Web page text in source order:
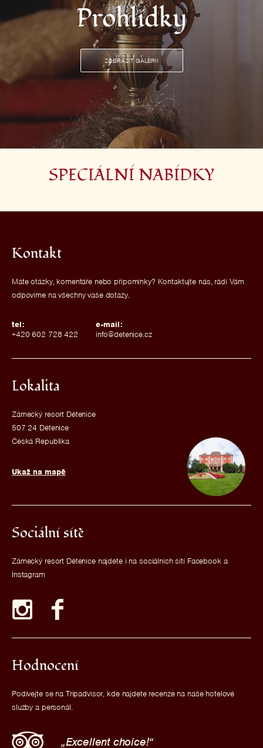
Prohlídky
ZOBRAZIT GALERII
SPECIÁLNÍ NABÍDKY
Kontakt
Máte otázky, komentáře nebo připomínky? Kontaktujte nás, rádi Vám
odpovíme na všechny vaše dotazy.
tel:
+420 602 728 422
e-mail:
info@detenice.cz
Lokalita
Zámecký resort Dětenice
507 24 Dětenice
Česká Republika
Ukaž na mapě
Sociální sítě
Zámecký resort Dětenice najdete i na sociálních sítí Facebook a
Instagram
Hodnocení
Podívejte se na Tripadvisor, kde najdete recenze na naše hotelové
služby a personál.
Excellent choice!